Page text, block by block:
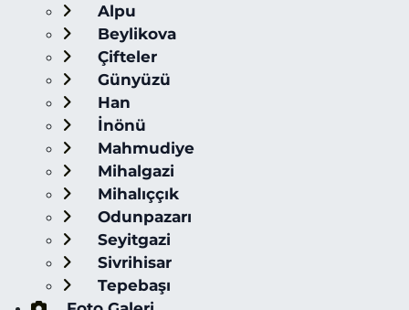
Alpu
Beylikova
Çifteler
Günyüzü
Han
İnönü
Mahmudiye
Mihalgazi
Mihalıççık
Odunpazarı
Seyitgazi
Sivrihisar
Tepebaşı